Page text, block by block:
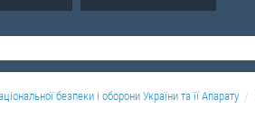
безпеки і оборони України та її Апарату